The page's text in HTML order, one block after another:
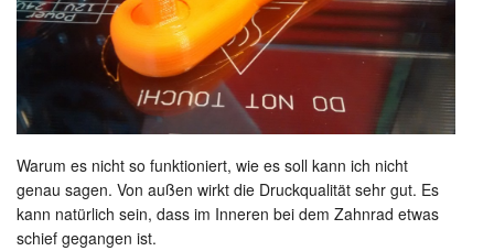
Warum es nicht so funktioniert, wie es soll kann ich nicht
genau sagen. Von außen wirkt die Druckqualität sehr gut. Es
kann natürlich sein, dass im Inneren bei dem Zahnrad etwas
schief gegangen ist.